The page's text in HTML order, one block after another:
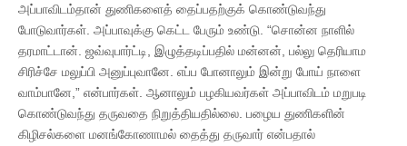
அப்பாவிடம்தான் துணிகளைத் தைப்பதற்குக் கொண்டுவந்து
போடுவார்கள். அப்பாவுக்கு கெட்ட பேரும் உண்டு. “சொன்ன நாளில்
தரமாட்டான். ஜவ்வுபார்ட்டி, இழுத்தடிப்பதில் மன்னன், பல்லு தெரியாம
சிரிச்சே மலுப்பி அனுப்புவானே. எப்ப போனாலும் இன்று போய் நாளை
வாம்பானே,” என்பார்கள். ஆனாலும் பழகியவர்கள் அப்பாவிடம் மறுபடி
கொண்டுவந்து தருவதை நிறுத்தியதில்லை. பழைய துணிகளின்
கிழிசல்களை மனங்கோணாமல் தைத்து தருவார் என்பதால்